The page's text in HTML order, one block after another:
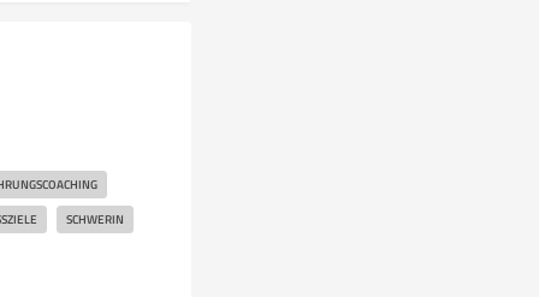
SCHWERIN